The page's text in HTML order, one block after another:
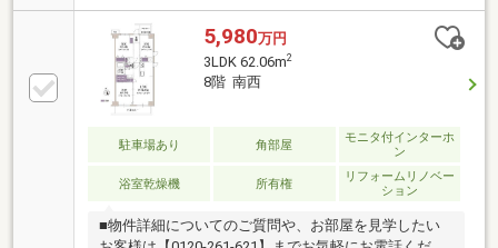
の4階部分につき陽当たり良好。16平米超の広いバル
コニーは開放感があります。---こちらの物件でアドキ
ャストが出来る事---◆提携銀行のご利用が可能（金利
0.92％)◆物件調査報告書の作成が可能です◆ライフプ
ランシミュレーション(※LP)の実施が可能です (※LPと
は、住宅購入後の資金シミュレーションで
す
5,980万円
3LDK 62.06m2
8階 南西
駐車場あり 角部屋
モニタ付インターホ
ン
浴室乾燥機 所有権
リフォームリノベー
ション
■物件詳細についてのご質問や、お部屋を見学したい